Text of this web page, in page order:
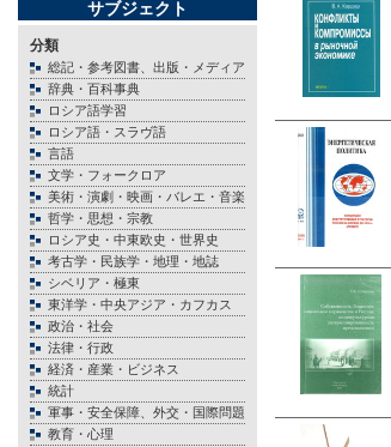
サブジェクト
分類
総記・参考図書、出版・メディア
辞典・百科事典
ロシア語学習
ロシア語・スラヴ語
言語
文学・フォークロア
美術・演劇・映画・バレエ・音楽
哲学・思想・宗教
ロシア史・中東欧史・世界史
考古学・民族学・地理・地誌
シベリア・極東
東洋学・中央アジア・カフカス
政治・社会
法律・行政
経済・産業・ビジネス
統計
軍事・安全保障、外交・国際問題
教育・心理